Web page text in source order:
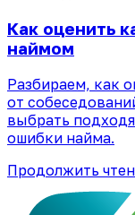
Как оценить
наймом
Разбираем, как
от
выбрать
ошибки найма.
Продолжить